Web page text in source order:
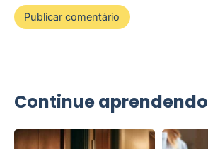
Continue aprendendo